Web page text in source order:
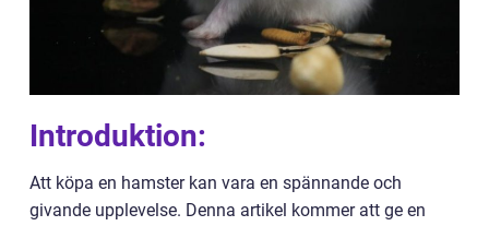
Introduktion:
Att köpa en hamster kan vara en spännande och
givande upplevelse. Denna artikel kommer att ge en